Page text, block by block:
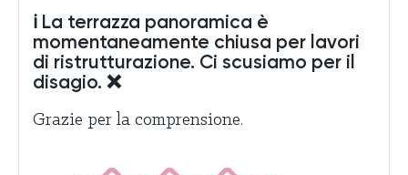
ℹ️ La terrazza panoramica è
momentaneamente chiusa per lavori
di ristrutturazione. Ci scusiamo per il
disagio. ❌
Grazie per la comprensione.